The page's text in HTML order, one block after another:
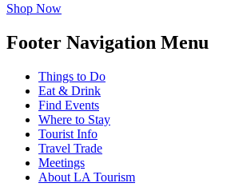
Shop Now
Footer Navigation Menu
Things to Do
Eat & Drink
Find Events
Where to Stay
Tourist Info
Travel Trade
Meetings
About LA Tourism